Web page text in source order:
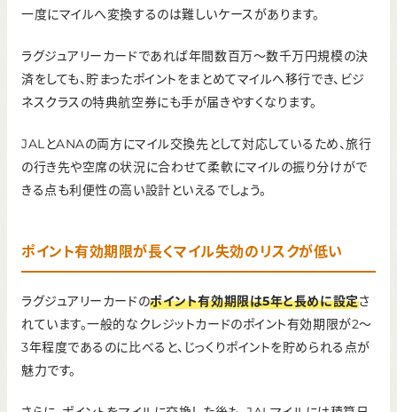
一度にマイルへ変換するのは難しいケースがあります。
ラグジュアリーカードであれば年間数百万〜数千万円規模の決
済をしても、貯まったポイントをまとめてマイルへ移行でき、ビジ
ネスクラスの特典航空券にも手が届きやすくなります。
JALとANAの両方にマイル交換先として対応しているため、旅行
の行き先や空席の状況に合わせて柔軟にマイルの振り分けがで
きる点も利便性の高い設計といえるでしょう。
ポイント有効期限が長くマイル失効のリスクが低い
ラグジュアリーカードのポイント有効期限は5年と長めに設定さ
れています。一般的なクレジットカードのポイント有効期限が2〜
3年程度であるのに比べると、じっくりポイントを貯められる点が
魅力です。